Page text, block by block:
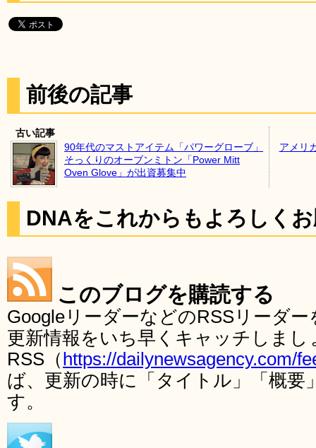
前後の記事
古い記事
90年代のマストアイテム「パワーグローブ」
そっくりのオーブンミトン「Power Mitt
Oven Glove」が出資募集中
アメリ
DNAをこれからもよろしく
このブログを購読する
GoogleリーダーなどのRSSリーダ
更新情報をいち早くキャッチしま
RSS（ https://dailynewsagency.com/
ば、更新の時に「タイトル」「概要
す。